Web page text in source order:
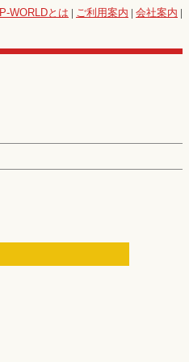
P-WORLDとは | ご利用案内 | 会社案内 |